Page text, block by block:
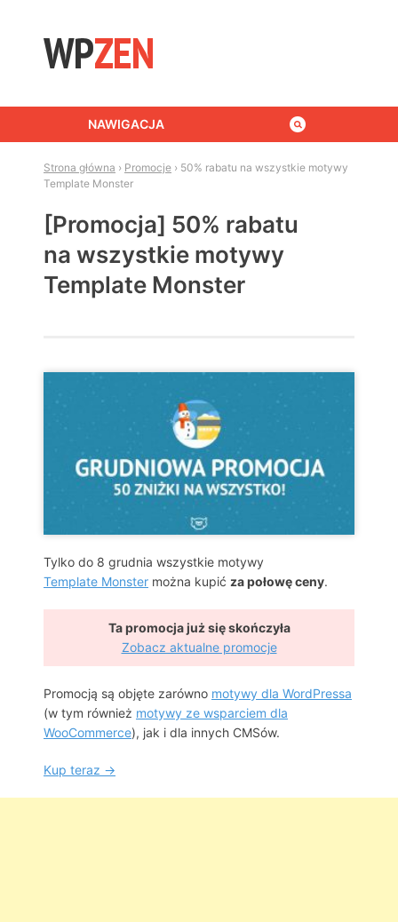
NAWIGACJA
Strona główna › Promocje › 50% rabatu na wszystkie motywy
Template Monster
[Promocja] 50% rabatu
na wszystkie motywy
Template Monster
Tylko do 8 grudnia wszystkie motywy
Template Monster można kupić za połowę ceny.
Ta promocja już się skończyła
Zobacz aktualne promocje
Promocją są objęte zarówno motywy dla WordPressa
(w tym również motywy ze wsparciem dla
WooCommerce), jak i dla innych CMSów.
Kup teraz →